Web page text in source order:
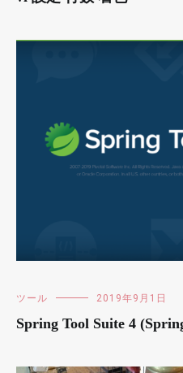
ツール 2019年9月1日
Spring Tool Suite 4